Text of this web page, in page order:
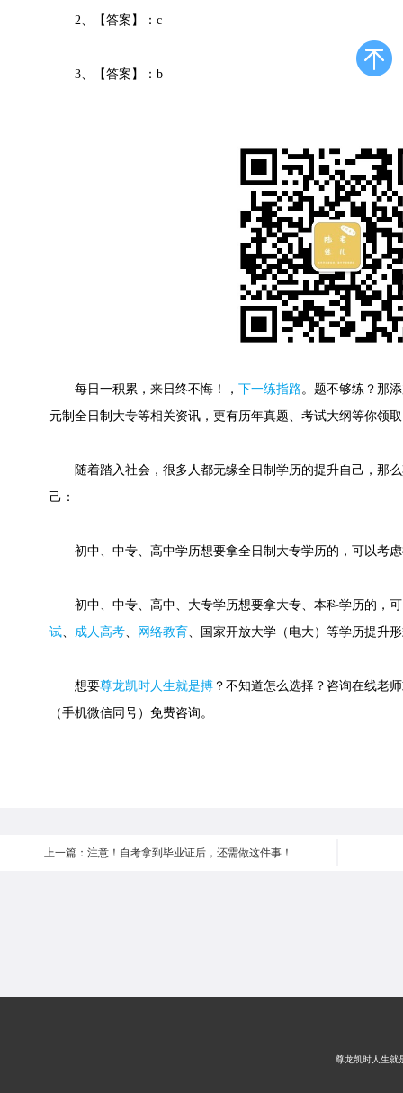
2、【答案】：c
3、【答案】：b
每日一积累，来日终不悔！ ， 下一练指路。 题不够练？那
元制全日制大专等相关资讯，更有历年真题、考试大纲等你领
随着踏入社会，很多人都无缘全日制学历的提升自己，那么
己：
初中、中专、高中学历想要拿全日制大专学历的，可以考虑
初中、中专、高中、大专学历想要拿大专、本科学历的，可
试、 成人高考、 网络教育、国家开放大学（电大）等学历提升
想要尊龙凯时人生就是搏 ？不知道怎么选择？咨询在线老
（手机微信同号）免费咨询。
上一篇：注意！自考拿到毕业证后，还需做这件事！
尊龙凯时人生就